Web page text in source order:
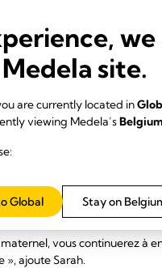
faire, mais mieux vaut
rhume, de la grippe, de
bébé n'attrapera pas
de contracter votre maladie.
mais c'est également une
ventre, car il a déjà été en
affirme Sarah Beeson.
peut s'avérer
beaucoup, mangez quand
jours et demandez à
concentrer sur votre
vous continuerez à
ajoute Sarah.
site.
are currently located in
viewing Medela’sBelgium
Stay on
Global